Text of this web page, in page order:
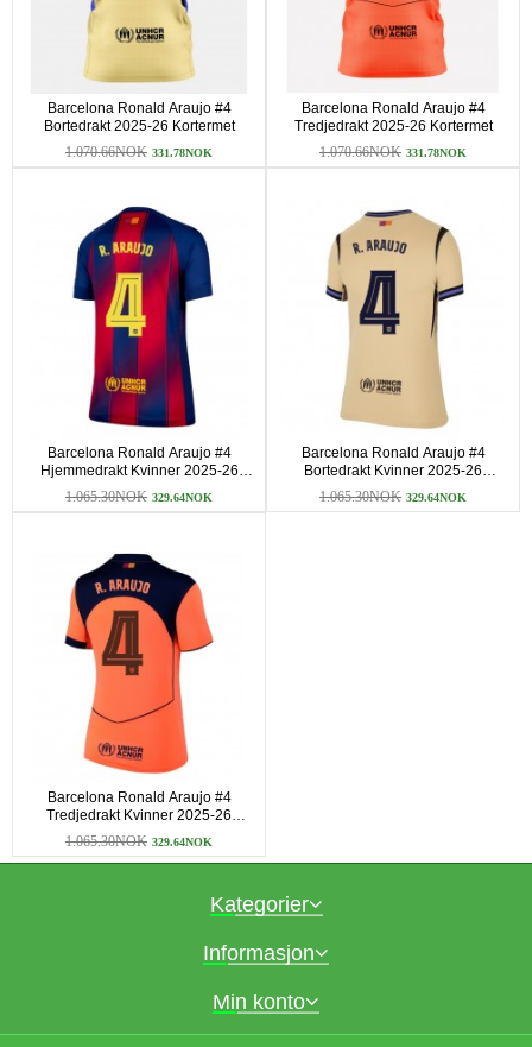
Barcelona Ronald Araujo #4
Bortedrakt 2025-26 Kortermet
1.070.66NOK 331.78NOK
Barcelona Ronald Araujo #4
Tredjedrakt 2025-26 Kortermet
1.070.66NOK 331.78NOK
Barcelona Ronald Araujo #4
Hjemmedrakt Kvinner 2025-26
Kortermet
1.065.30NOK 329.64NOK
Barcelona Ronald Araujo #4
Bortedrakt Kvinner 2025-26
Kortermet
1.065.30NOK 329.64NOK
Barcelona Ronald Araujo #4
Tredjedrakt Kvinner 2025-26
Kortermet
1.065.30NOK 329.64NOK
Kategorier
Informasjon
Min konto